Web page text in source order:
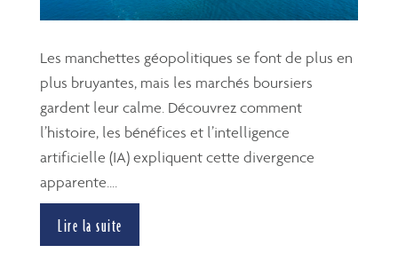
Les manchettes géopolitiques se font de plus en
plus bruyantes, mais les marchés boursiers
gardent leur calme. Découvrez comment
l’histoire, les bénéfices et l’intelligence
artificielle (IA) expliquent cette divergence
apparente....
Lire la suite